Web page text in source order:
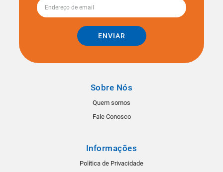
ENVIAR
Sobre Nós
Quem somos
Fale Conosco
Informações
Política de Privacidade